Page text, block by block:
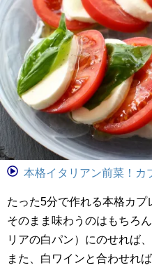
本格イタリアン前菜！カ
たった5分で作れる本格カプ
そのまま味わうのはもちろ
リアの白パン）にのせれば
また、白ワインと合わせれ